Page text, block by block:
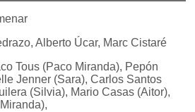
Alberto Úcar, Marc Cistaré
Tous (Paco Miranda), Pepón
Jenner (Sara), Carlos Santos
(Silvia), Mario Casas (Aitor),